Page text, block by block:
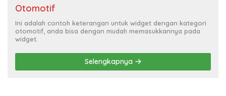
Otomotif
Ini adalah contoh keterangan untuk widget dengan kategori
otomotif, anda bisa dengan mudah memasukkannya pada
widget.
Selengkapnya